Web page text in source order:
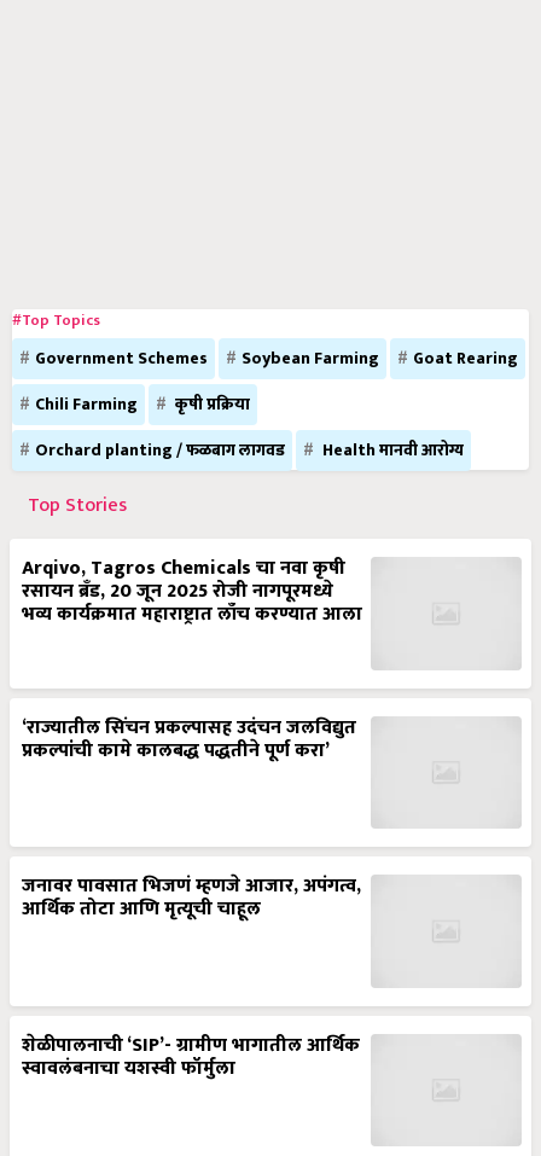
#Top Topics
Government Schemes Soybean Farming
Goat Rearing
Chili Farming
कृषी प्रक्रिया
Orchard planting / फळबाग लागवड
Health मानवी आरोग्य
Top Stories
Arqivo, Tagros Chemicals चा नवा कृषी
रसायन ब्रँड, 20 जून 2025 रोजी नागपूरमध्ये
भव्य कार्यक्रमात महाराष्ट्रात लाँच करण्यात आला
‘राज्यातील सिंचन प्रकल्पासह उदंचन जलविद्युत
प्रकल्पांची कामे कालबद्ध पद्धतीने पूर्ण करा’
जनावर पावसात भिजणं म्हणजे आजार, अपंगत्व,
आर्थिक तोटा आणि मृत्यूची चाहूल
शेळीपालनाची ‘SIP’- ग्रामीण भागातील आर्थिक
स्वावलंबनाचा यशस्वी फॉर्मुला